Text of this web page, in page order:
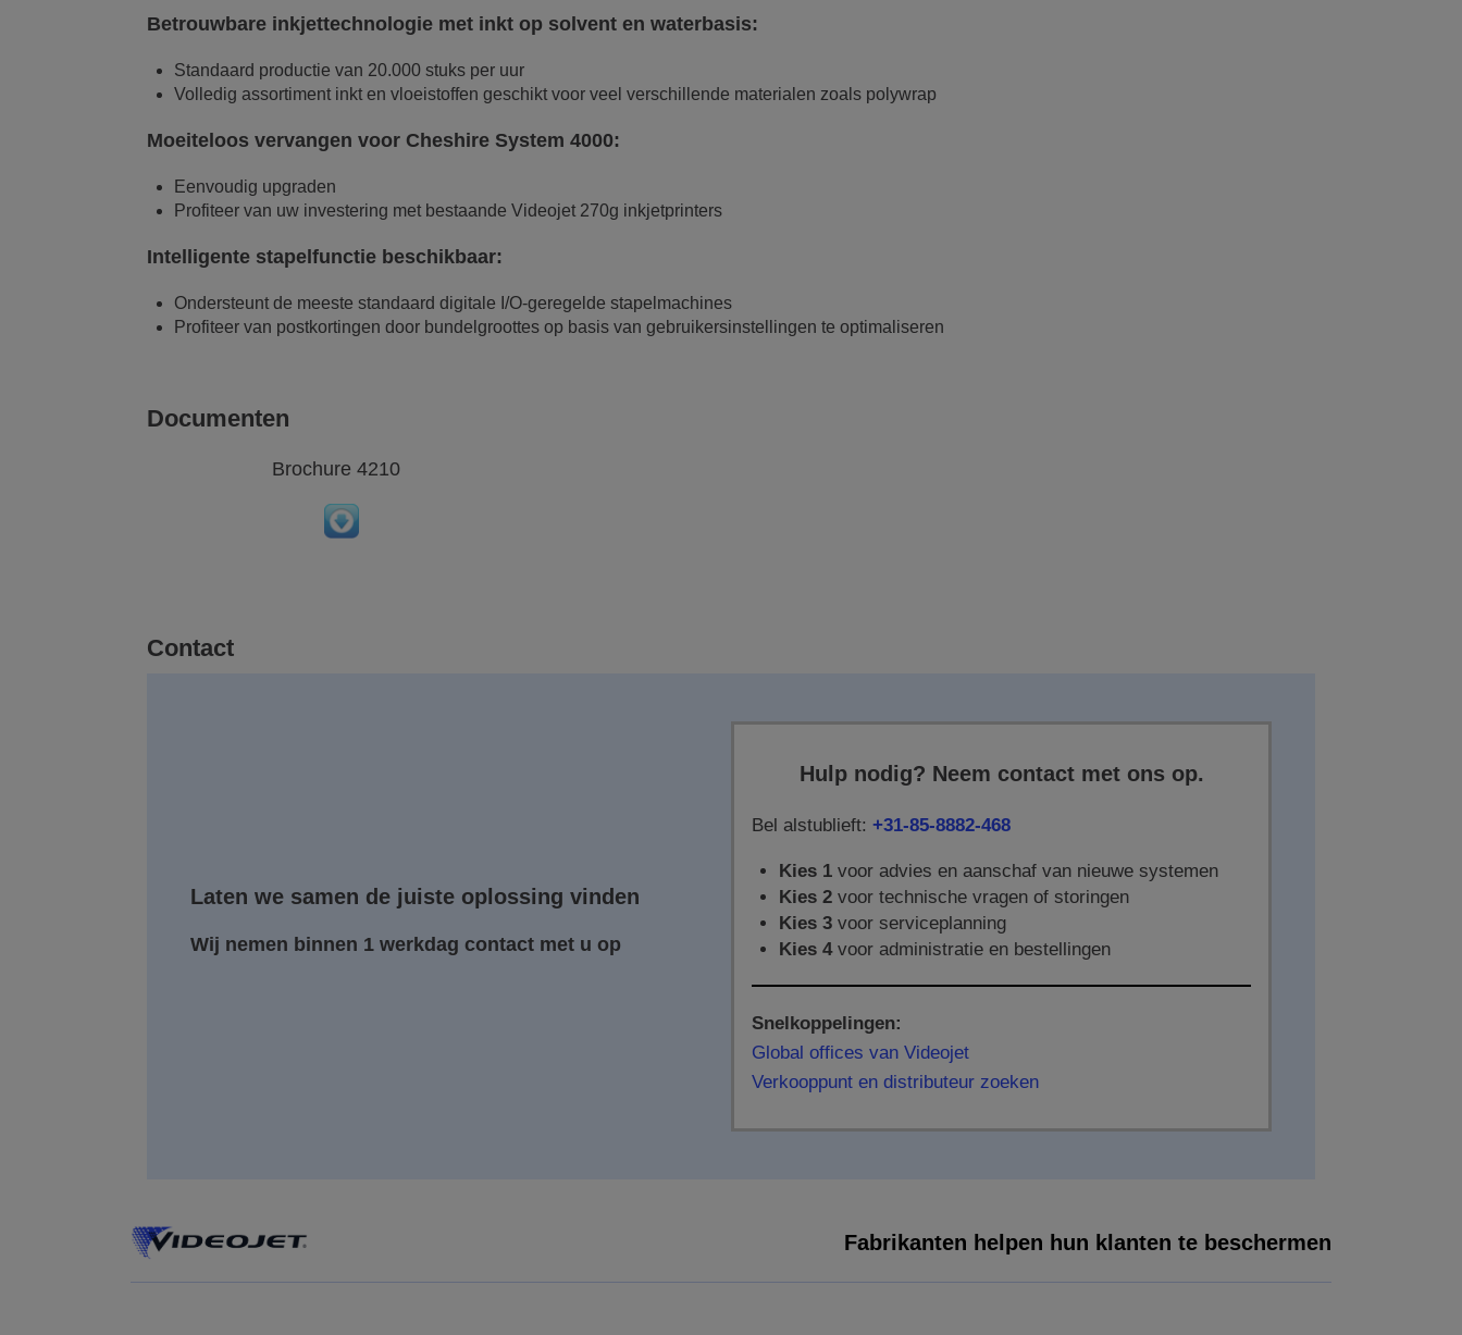
Betrouwbare inkjettechnologie met inkt op solvent en waterbasis:
Standaard productie van 20.000 stuks per uur
Volledig assortiment inkt en vloeistoffen geschikt voor veel verschillende materialen zoals polywrap
Moeiteloos vervangen voor Cheshire System 4000:
Eenvoudig upgraden
Profiteer van uw investering met bestaande Videojet 270g inkjetprinters
Intelligente stapelfunctie beschikbaar:
Ondersteunt de meeste standaard digitale I/O-geregelde stapelmachines
Profiteer van postkortingen door bundelgroottes op basis van gebruikersinstellingen te optimaliseren
Documenten
Brochure 4210
Contact
Laten we samen de juiste oplossing vinden
Wij nemen binnen 1 werkdag contact met u op
Hulp nodig? Neem contact met ons op.
Bel alstublieft: +31-85-8882-468
Kies 1 voor advies en aanschaf van nieuwe systemen
Kies 2 voor technische vragen of storingen
Kies 3 voor serviceplanning
Kies 4voor administratie en bestellingen
Snelkoppelingen:
Global offices van Videojet
Verkooppunt en distributeur zoeken
Fabrikanten helpen hun klanten te beschermen